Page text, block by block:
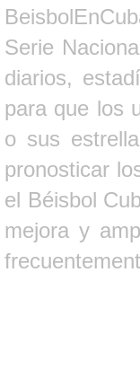
Serie
diarios,
para que los
o sus
pronosticar
el Béisbol
mejora y